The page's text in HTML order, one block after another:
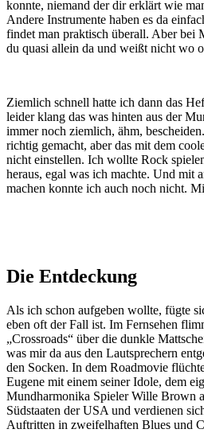
konnte, niemand der dir erklärt wie
Andere Instrumente haben es da
findet man praktisch überall. Aber bei
du quasi allein da und weißt nicht wo
Ziemlich schnell hatte ich dann das
leider klang das was hinten aus der
immer noch ziemlich, ähm,
richtig gemacht, aber das mit dem
nicht einstellen. Ich wollte Rock
heraus, egal was ich machte. Und mit
machen konnte ich auch noch nicht.
Die Entdeckung
Als ich schon aufgeben wollte, fügte
eben oft der Fall ist. Im Fernsehen
„Crossroads“ über die dunkle
was mir da aus den Lautsprechern
den Socken. In dem Roadmovie
Eugene mit einem seiner Idole, dem
Mundharmonika Spieler Wille Brown
Südstaaten der USA und verdienen
Auftritten in zweifelhaften Blues und